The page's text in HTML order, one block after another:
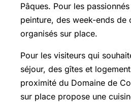
Pâques. Pour les
peinture, des week-ends de
organisés sur place.
Pour les visiteurs qui
séjour, des gîtes et
proximité du Domaine de
sur place propose une